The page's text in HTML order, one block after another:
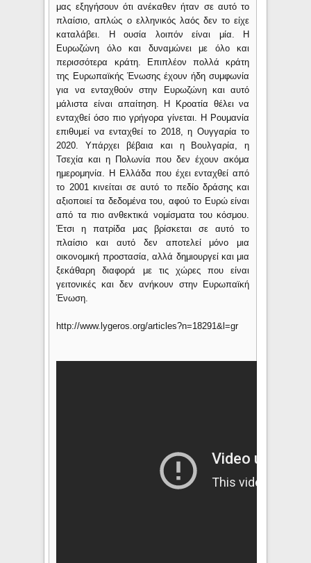
μας εξηγήσουν ότι ανέκαθεν ήταν σε αυτό το
πλαίσιο, απλώς ο ελληνικός λαός δεν το είχε
καταλάβει. Η ουσία λοιπόν είναι μία. Η
Ευρωζώνη όλο και δυναμώνει με όλο και
περισσότερα κράτη. Επιπλέον πολλά κράτη
της Ευρωπαϊκής Ένωσης έχουν ήδη συμφωνία
για να ενταχθούν στην Ευρωζώνη και αυτό
μάλιστα είναι απαίτηση. Η Κροατία θέλει να
ενταχθεί όσο πιο γρήγορα γίνεται. Η Ρουμανία
επιθυμεί να ενταχθεί το 2018, η Ουγγαρία το
2020. Υπάρχει βέβαια και η Βουλγαρία, η
Τσεχία και η Πολωνία που δεν έχουν ακόμα
ημερομηνία. Η Ελλάδα που έχει ενταχθεί από
το 2001 κινείται σε αυτό το πεδίο δράσης και
αξιοποιεί τα δεδομένα του, αφού το Ευρώ είναι
από τα πιο ανθεκτικά νομίσματα του κόσμου.
Έτσι η πατρίδα μας βρίσκεται σε αυτό το
πλαίσιο και αυτό δεν αποτελεί μόνο μια
οικονομική προστασία, αλλά δημιουργεί και μια
ξεκάθαρη διαφορά με τις χώρες που είναι
γειτονικές και δεν ανήκουν στην Ευρωπαϊκή
Ένωση.
http://www.lygeros.org/articles?n=18291&l=gr